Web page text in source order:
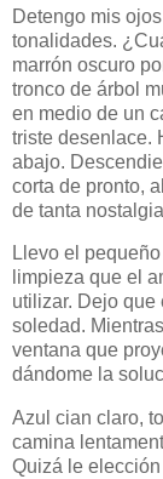
Detengo mis
tonalidades.
marrón oscuro
tronco de árbol
en medio de un
triste desenlace.
abajo.
corta de pronto,
de tanta
Llevo el
limpieza que el
utilizar. Dejo que
soledad.
ventana que
dándome la
Azul cian claro,
camina
Quizá le